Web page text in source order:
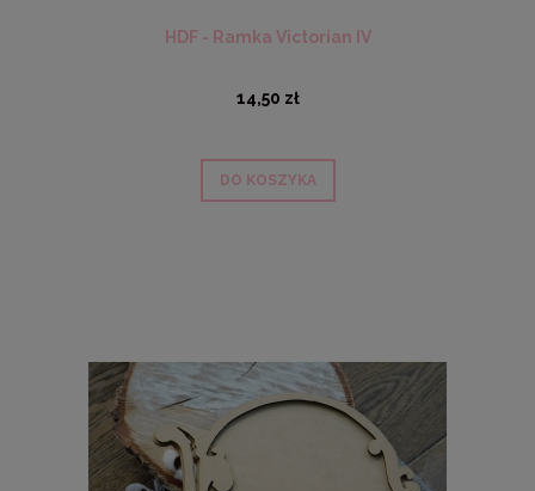
HDF - Ramka Victorian IV
14,50 zł
DO KOSZYKA